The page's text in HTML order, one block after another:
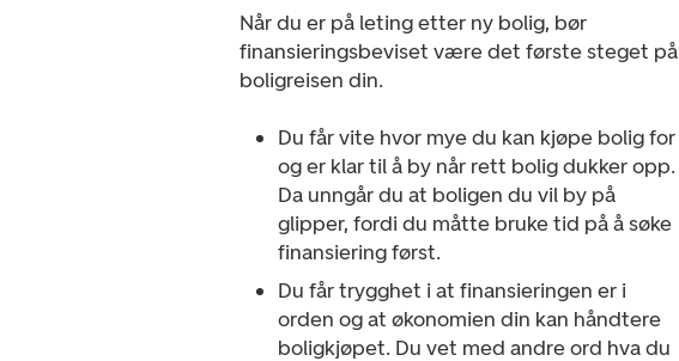
Når du er på leting etter ny bolig, bør
finansieringsbeviset være det første steget på
boligreisen din.
Du får vite hvor mye du kan kjøpe bolig for
og er klar til å by når rett bolig dukker opp.
Da unngår du at boligen du vil by på
glipper, fordi du måtte bruke tid på å søke
finansiering først.
Du får trygghet i at finansieringen er i
orden og at økonomien din kan håndtere
boligkjøpet. Du vet med andre ord hva du